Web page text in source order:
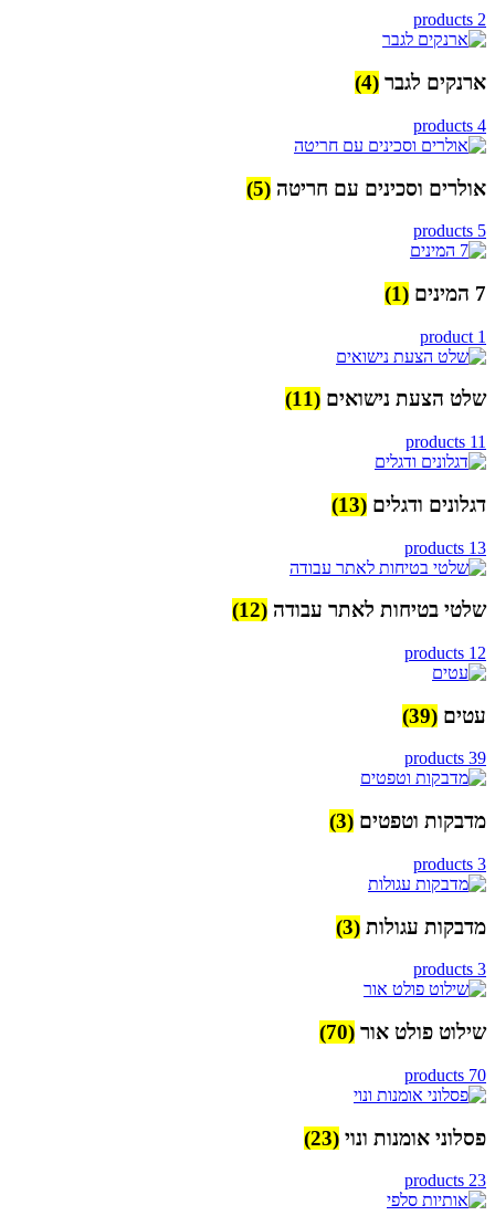
2 products
ארנקים לגבר (4)
4 products
אולרים וסכינים עם חריטה (5)
5 products
7 המינים (1)
1 product
שלט הצעת נישואים (11)
11 products
דגלונים ודגלים (13)
13 products
שלטי בטיחות לאתר עבודה (12)
12 products
עטים (39)
39 products
מדבקות וטפטים (3)
3 products
מדבקות עגולות (3)
3 products
שילוט פולט אור (70)
70 products
פסלוני אומנות ונוי (23)
23 products